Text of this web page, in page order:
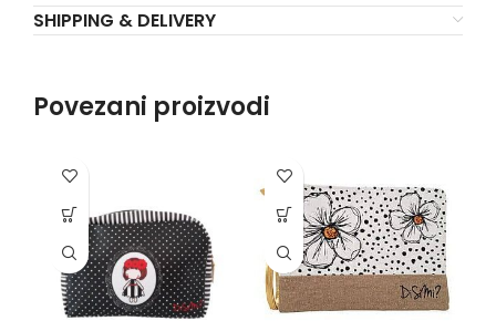
SHIPPING & DELIVERY
Povezani proizvodi